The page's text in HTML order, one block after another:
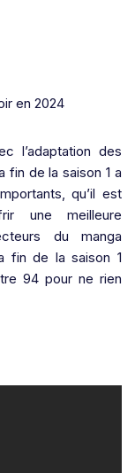
l’adaptation des
fin de la saison 1 a
qu’il est
une meilleure
du manga
fin de la saison 1
94 pour ne rien